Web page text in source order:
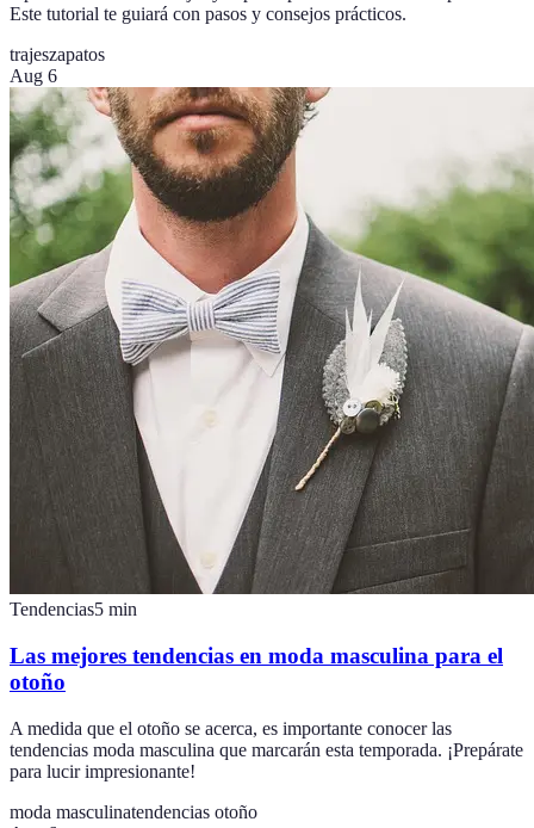
Este tutorial te guiará con pasos y consejos prácticos.
trajeszapatos
Aug 6
Tendencias5 min
Las mejores tendencias en moda masculina para el
otoño
A medida que el otoño se acerca, es importante conocer las
tendencias moda masculina que marcarán esta temporada. ¡Prepárate
para lucir impresionante!
moda masculinatendencias otoño